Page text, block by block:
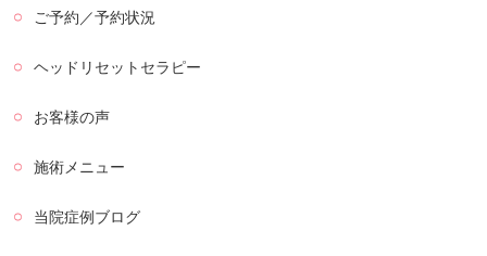
ご予約／予約状況
ヘッドリセットセラピー
お客様の声
施術メニュー
当院症例ブログ